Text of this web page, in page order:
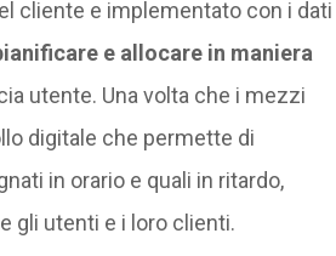
cliente e implementato con i dati
e allocare in maniera
utente. Una volta che i mezzi
digitale che permette di
in orario e quali in ritardo,
gli utenti e i loro clienti.